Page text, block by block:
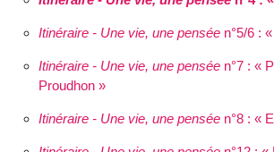
Itinéraire - Une vie, une penséen°5/6 :
Itinéraire - Une vie, une penséen°7 : «
Proudhon »
Itinéraire - Une vie, une penséen°8 : «